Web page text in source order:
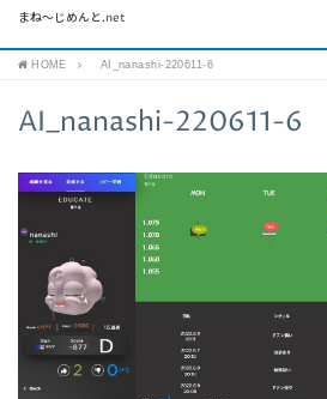
まね～じめんと.net
HOME AI_nanashi-220611-6
AI_nanashi-220611-6